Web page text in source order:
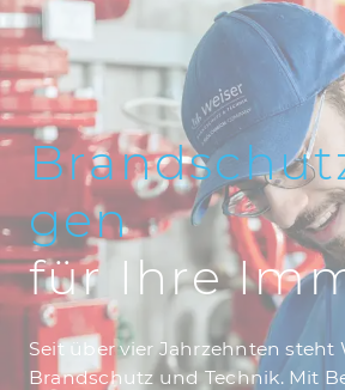
gen
für Ihre
Seit über vier Jahrzehnten steht
Brandschutz und Technik. Mit